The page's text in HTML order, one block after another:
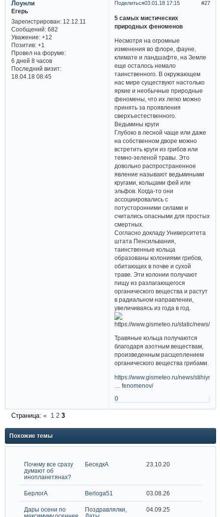
Поделиться 27
03.01.18 17:15
Лоунли
Егерь
Зарегистрирован: 12.12.11
Сообщений:682
Уважение: +12
Позитив: +1
Провел на форуме:
6 дней 8 часов
Последний визит:
18.04.18 08:45
5 самых мистических
природных феноменов
Несмотря на огромные
изменения во флоре, фауне,
климате и ландшафте, на Земле
еще осталось немало
таинственного. В окружающем
нас мире существуют настолько
яркие и необычные природные
феномены, что их легко можно
принять за проявления
сверхъестественного.
Ведьмины круги
Глубоко в лесной чаще или даже
на собственном дворе можно
встретить круги из грибов или
темно-зеленой травы. Это
довольно распространенное
явление называют ведьмиными
кругами, кольцами фей или
эльфов. Когда-то они
ассоциировались с
потусторонними силами и
считались опасными для простых
смертных.
Согласно докладу Университета
штата Пенсильвания,
таинственные кольца
образованы колониями грибов,
обитающих в почве и сухой
траве. Эти колонии получают
пищу из разлагающегося
органического вещества и растут
в радиальном направлении,
увеличиваясь из года в год.
Травяные кольца получаются
благодаря азотным веществам,
произведенным расщеплением
органического вещества грибами.
https://www.gismeteo.ru/news/stihiynye-
… fenomenov/
0
Страница: « 1 2 3
Похожие темы
Почему все сразу
думают об
инопланетянах?
БеседкА 23.10.20
БерлогА Berloga51 03.08.26
Дары осени по
Поздравлялки,
04.09.25